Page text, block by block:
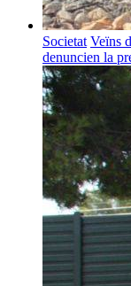
Societat Veïns
denuncien la